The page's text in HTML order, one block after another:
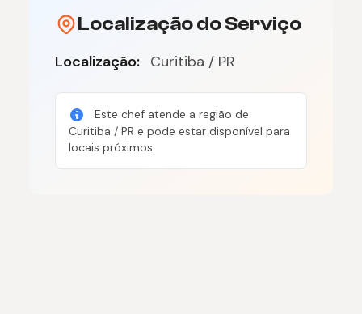
Localização do Serviço
Localização: Curitiba / PR
Este chef atende a região de
Curitiba / PR e pode estar disponível para
locais próximos.